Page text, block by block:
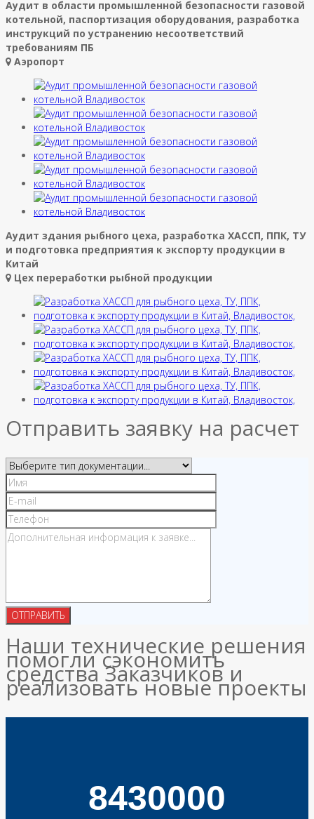
Аудит в области промышленной безопасности газовой
котельной, паспортизация оборудования, разработка
инструкций по устранению несоответствий
требованиям ПБ
Аэропорт
Аудит здания рыбного цеха, разработка ХАССП, ППК, ТУ
и подготовка предприятия к экспорту продукции в
Китай
Цех переработки рыбной продукции
Отправить заявку на расчет
Наши технические решения
помогли сэкономить
средства Заказчиков и
реализовать новые проекты
8430000